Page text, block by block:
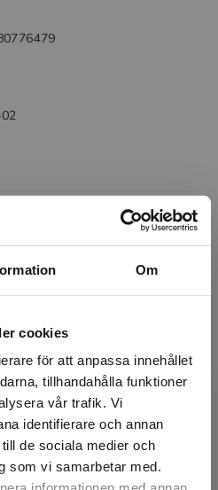
Om
cookies
för att anpassa innehållet
tillhandahålla funktioner
vår trafik. Vi
identifierare och annan
de sociala medier och
som vi samarbetar med.